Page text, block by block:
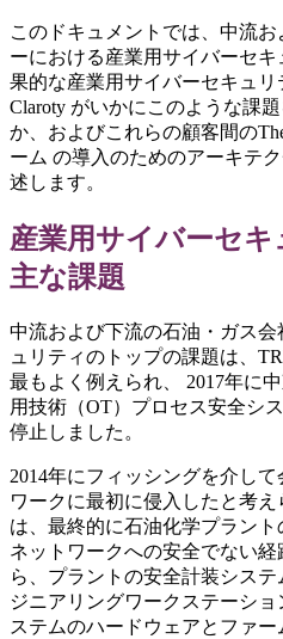
このドキュメントでは、中流
ーにおける産業用サイバーセ
果的な産業用サイバーセキュ
Claroty がいかにこのような課
か、およびこれらの顧客間の
ーム の導入のためのアーキテ
述します。
産業用サイバーセ
主な課題
中流および下流の石油・ガス
ュリティのトップの課題は、
最もよく例えられ、 2017年に
用技術（OT）プロセス安全シ
停止しました。
2014年にフィッシングを介し
ワークに最初に侵入したと考
は、最終的に石油化学プラン
ネットワークへの安全でない
ら、プラントの安全計装シス
ジニアリングワークステーシ
ステムのハードウェアとファ